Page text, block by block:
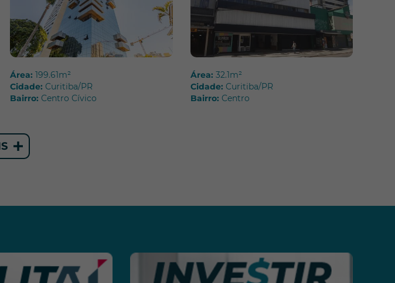
Área: 199.61m²
Cidade: Curitiba/PR
Bairro: Centro Cívico
Área: 32.1m²
Cidade: Curitiba/PR
Bairro: Centro